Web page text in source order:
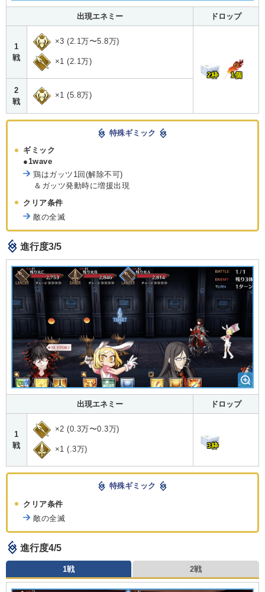
出現エネミー ドロップ
1
戦
×3 (2.1万〜5.8万)
×1 (2.1万)
2枠 1個
2
戦
×1 (5.8万)
特殊ギミック
ギミック
●1wave
鶏はガッツ1回(解除不可)
＆ガッツ発動時に増援出現
クリア条件
敵の全滅
進行度3/5
出現エネミー ドロップ
1
戦
×2 (0.3万〜0.3万)
×1 (.3万) 3枠
特殊ギミック
クリア条件
敵の全滅
進行度4/5
1戦 2戦